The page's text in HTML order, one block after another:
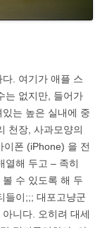
. 여기가 애플 스
는 없지만, 들어가
는 높은 실내에 중
천장, 사과모양의
폰 (iPhone) 을 전
열해 두고 – 족히
수 있도록 해 두
들이;;; 대포고냥군
니다. 오히려 대세